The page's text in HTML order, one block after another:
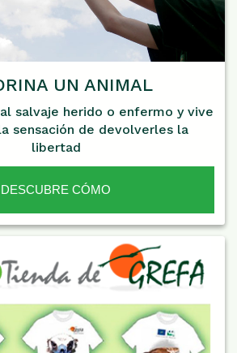
UN ANIMAL
salvaje herido o enfermo y vive
sensación de devolverles la
libertad
DESCUBRE CÓMO